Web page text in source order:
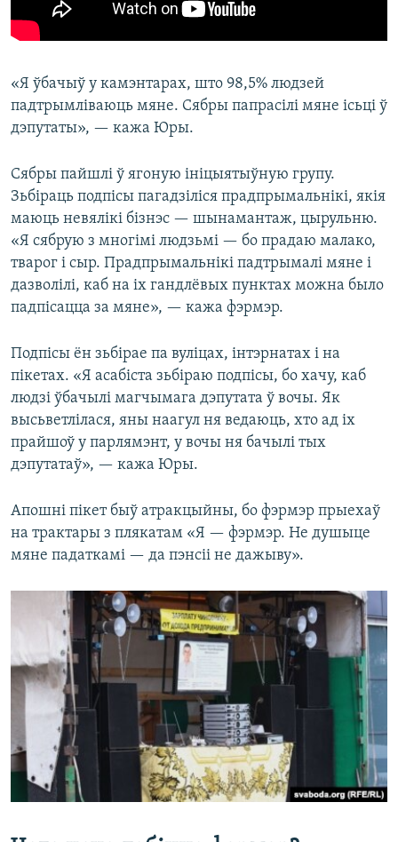
«Я ўбачыў у камэнтарах, што 98,5% людзей
падтрымліваюць мяне. Сябры папрасілі мяне ісьці ў
дэпутаты», — кажа Юры.
Сябры пайшлі ў ягоную ініцыятыўную групу.
Зьбіраць подпісы пагадзіліся прадпрымальнікі, якія
маюць невялікі бізнэс — шынамантаж, цырульню.
«Я сябрую з многімі людзьмі — бо прадаю малако,
тварог і сыр. Прадпрымальнікі падтрымалі мяне і
дазволілі, каб на іх гандлёвых пунктах можна было
падпісацца за мяне», — кажа фэрмэр.
Подпісы ён зьбірае па вуліцах, інтэрнатах і на
пікетах. «Я асабіста зьбіраю подпісы, бо хачу, каб
людзі ўбачылі магчымага дэпутата ў вочы. Як
высьветлілася, яны наагул ня ведаюць, хто ад іх
прайшоў у парлямэнт, у вочы ня бачылі тых
дэпутатаў», — кажа Юры.
Апошні пікет быў атракцыйны, бо фэрмэр прыехаў
на трактары з плякатам «Я — фэрмэр. Не душыце
мяне падаткамі — да пэнсіі не дажыву».